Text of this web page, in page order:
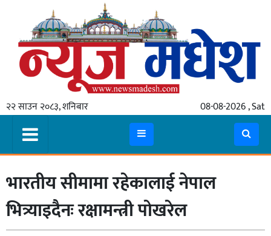
२२ साउन २०८३, शनिबार 08-08-2026 , Sat
गृहपृष्ठ
स्थानीय
प्रदेश
मधेश
प्रदेश
लुम्बिनी
भारतीय सीमामा रहेकालाई नेपाल
भित्र्याइदैनः रक्षामन्त्री पोखरेल